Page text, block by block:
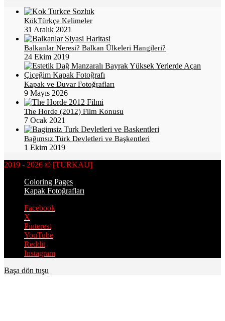
KökTürkçe Kelimeler
31 Aralık 2021
Balkanlar Neresi? Balkan Ülkeleri Hangileri?
24 Ekim 2019
Kapak ve Duvar Fotoğrafları
9 Mayıs 2026
The Horde (2012) Film Konusu
7 Ocak 2021
Bağımsız Türk Devletleri ve Başkentleri
1 Ekim 2019
2019 - 2026 © [TURKAU]
Coloring Pages
Kapak Fotoğrafları
Facebook
X
Pinterest
YouTube
Reddit
Instagram
Başa dön tuşu